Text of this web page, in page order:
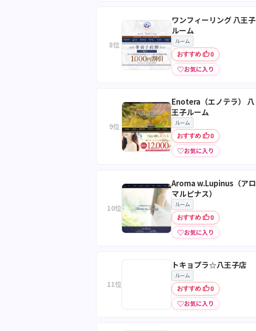
8位
ワンフィーリング 八王子
ルーム
ルーム
おすすめ thumb_up0
♡お気に入り
9位
Enotera（エノテラ） 八
王子ルーム
ルーム
おすすめ thumb_up0
♡お気に入り
10位
Aroma w.Lupinus（アロ
マルピナス）
ルーム
おすすめ thumb_up0
♡お気に入り
11位
トキョプラ☆八王子店
ルーム
おすすめ thumb_up0
♡お気に入り